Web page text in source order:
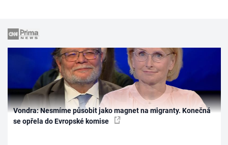
Vondra: Nesmíme působit jako magnet na migranty. Konečná
se opřela do Evropské komise